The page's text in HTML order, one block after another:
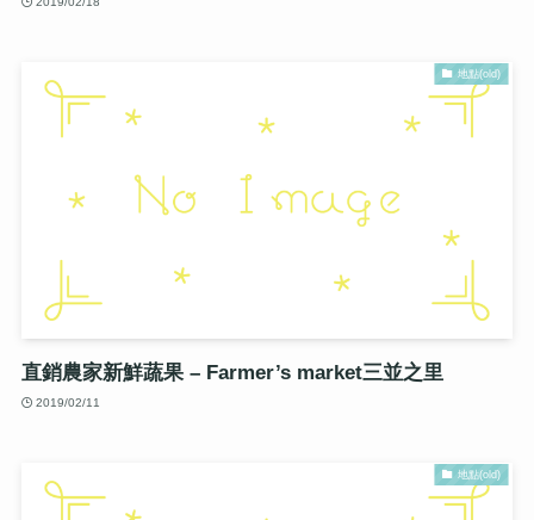
地點(old)
直銷農家新鮮蔬果 – Farmer’s market三並之里
2019/02/11
地點(old)